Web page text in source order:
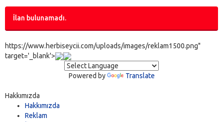
İlan bulunamadı.
https://www.herbiseycii.com/uploads/images/reklam1500.png"
target='_blank'>
Powered by Translate
Hakkımızda
Hakkımızda
Reklam